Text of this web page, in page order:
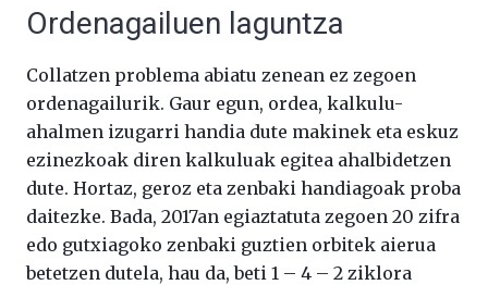
Ordenagailuen laguntza
Collatzen problema abiatu zenean ez zegoen
ordenagailurik. Gaur egun, ordea, kalkulu-
ahalmen izugarri handia dute makinek eta eskuz
ezinezkoak diren kalkuluak egitea ahalbidetzen
dute. Hortaz, geroz eta zenbaki handiagoak proba
daitezke. Bada, 2017an egiaztatuta zegoen 20 zifra
edo gutxiagoko zenbaki guztien orbitek aierua
betetzen dutela, hau da, beti 1 – 4 – 2 ziklora